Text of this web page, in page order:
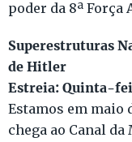
poder da 8ª Força
Superestruturas
de Hitler
Estreia: Quinta-
Estamos em maio
chega ao Canal